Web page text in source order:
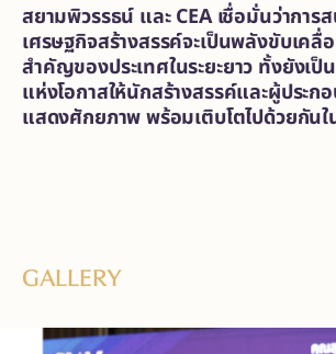
สยามพิวรรธน์ และ CEA เชื่อมั่นว่าการ
เศรษฐกิจสร้างสรรค์จะเป็นพลังขับเคลื่
สำคัญของประเทศในระยะยาว ทั้งยังเป็
แห่งโอกาสให้นักสร้างสรรค์และผู้ประก
แสดงศักยภาพ พร้อมเติบโตไปด้วยกันใ
GALLERY